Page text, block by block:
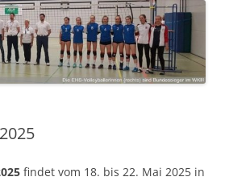
findet vom 18. bis 22. Mai 2025 in